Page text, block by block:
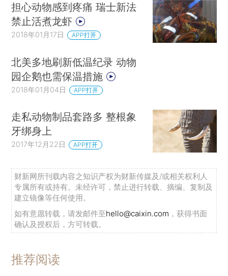
担心动物感到疼痛 瑞士新法
禁止活煮龙虾
2018年01月17日 APP打开
北美多地刷新低温纪录 动物
园企鹅也需保温措施
2018年01月04日 APP打开
走私动物制品套路多 整根象
牙绑身上
2017年12月22日 APP打开
财新网所刊载内容之知识产权为财新传媒及/或相关权利人
专属所有或持有。未经许可，禁止进行转载、摘编、复制及
建立镜像等任何使用。
如有意愿转载，请发邮件至hello@caixin.com ，获得书面
确认及授权后，方可转载。
推荐阅读